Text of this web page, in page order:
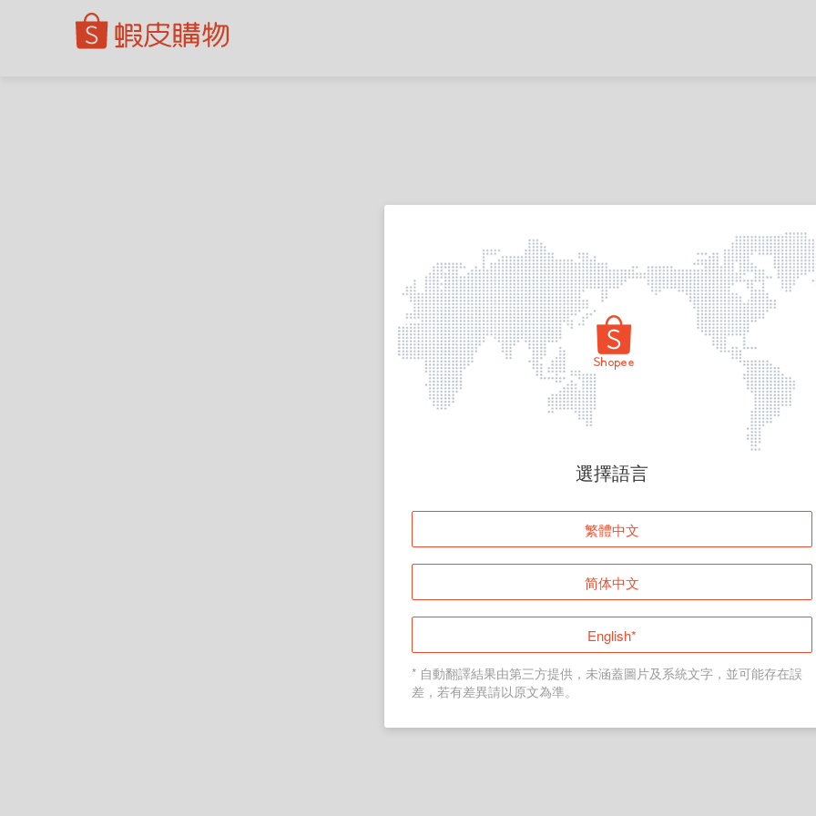
頁面無法顯示
登入
返回首頁
選擇語言
繁體中文
简体中文
English*
* 自動翻譯結果由第三方提供，未涵蓋圖片及系統文字，並可能存在誤
差，若有差異請以原文為準。